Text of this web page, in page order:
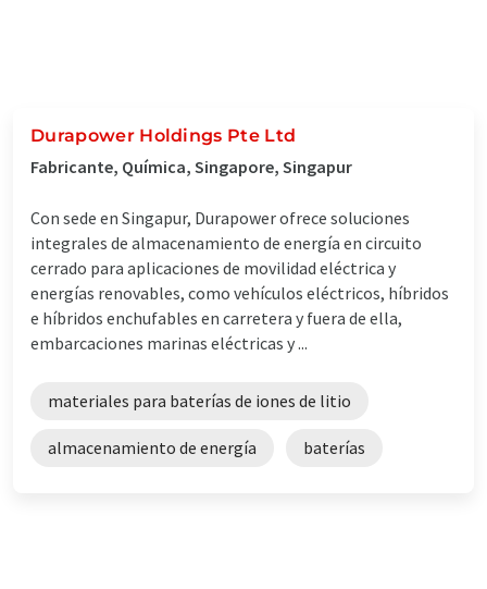
Durapower Holdings Pte Ltd
Fabricante, Química, Singapore, Singapur
Con sede en Singapur, Durapower ofrece soluciones
integrales de almacenamiento de energía en circuito
cerrado para aplicaciones de movilidad eléctrica y
energías renovables, como vehículos eléctricos, híbridos
e híbridos enchufables en carretera y fuera de ella,
embarcaciones marinas eléctricas y ...
materiales para baterías de iones de litio
almacenamiento de energía baterías